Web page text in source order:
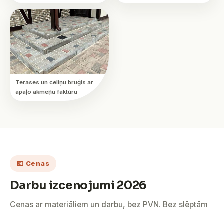
Terases un celiņu bruģis ar
apaļo akmeņu faktūru
💶 Cenas
Darbu izcenojumi 2026
Cenas ar materiāliem un darbu, bez PVN. Bez slēptām